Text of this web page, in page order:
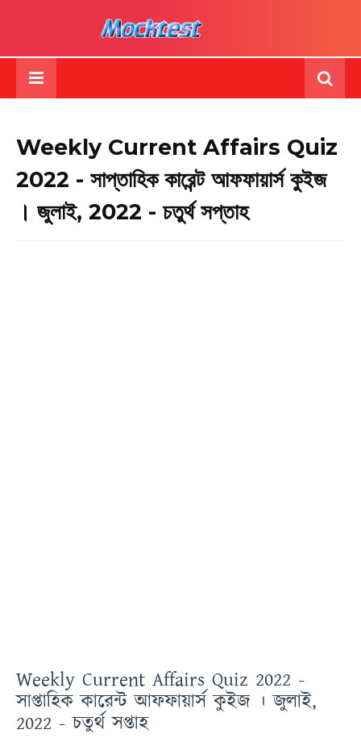
Weekly Current Affairs Quiz
2022 - সাপ্তাহিক কারেন্ট আফফায়ার্স কুইজ
। জুলাই, 2022 - চতুর্থ সপ্তাহ
Weekly Current Affairs Quiz 2022 -
সাপ্তাহিক কারেন্ট আফফায়ার্স কুইজ । জুলাই,
2022 - চতুর্থ সপ্তাহ